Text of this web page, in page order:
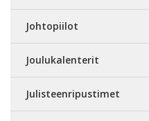
Johtopiilot
Joulukalenterit
Julisteenripustimet